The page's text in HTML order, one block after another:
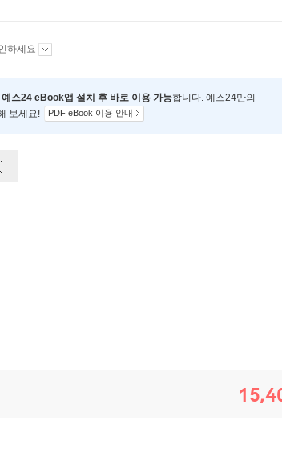
하세요
예스24 eBook앱 설치 후 바로 이용 가능합니다. 예스24만의
보세요!
PDF eBook 이용 안내